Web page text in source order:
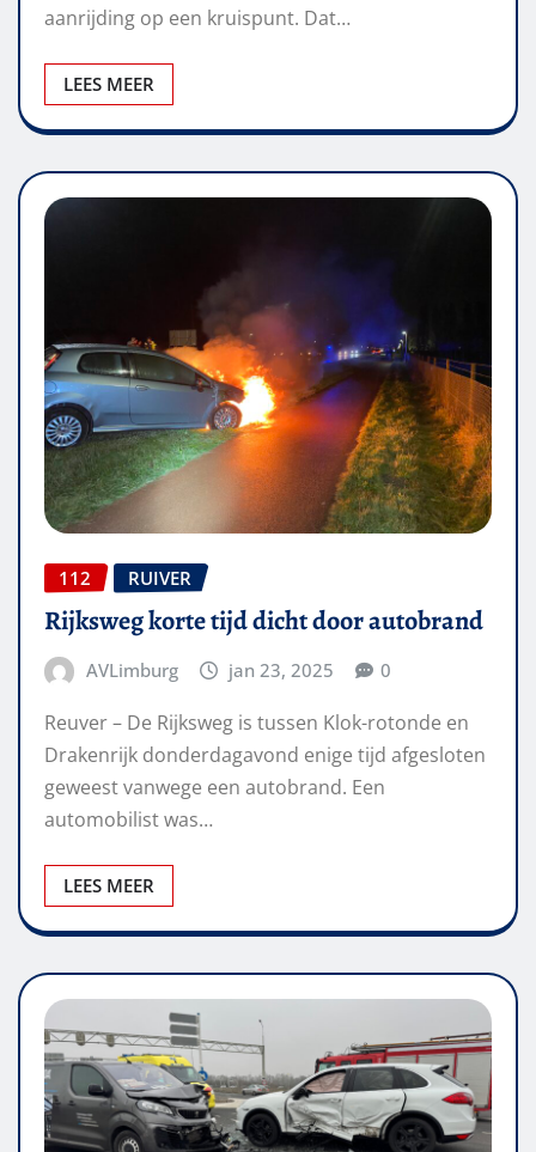
aanrijding op een kruispunt. Dat…
LEES MEER
112 RUIVER
Rijksweg korte tijd dicht door autobrand
AVLimburg jan 23, 2025 0
Reuver – De Rijksweg is tussen Klok-rotonde en
Drakenrijk donderdagavond enige tijd afgesloten
geweest vanwege een autobrand. Een
automobilist was…
LEES MEER